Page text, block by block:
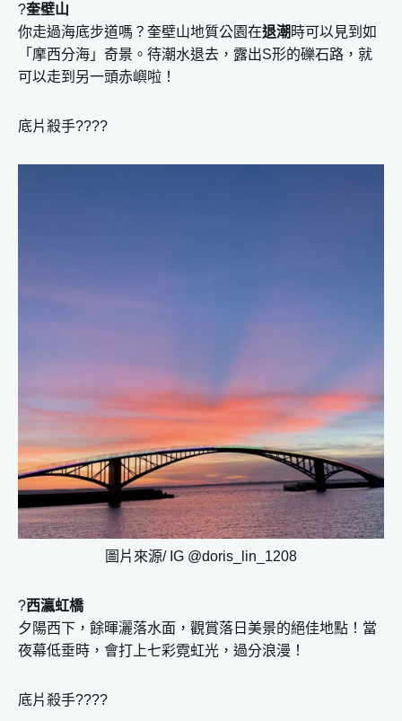
?奎壁山
你走過海底步道嗎？奎壁山地質公園在退潮 時可以見到如
「摩西分海」奇景。待潮水退去，露出S形的礫石路，就
可以走到另一頭赤嶼啦！
底片殺手????
圖片來源/ IG @doris_lin_1208
?西瀛虹橋
夕陽西下，餘暉灑落水面，觀賞落日美景的絕佳地點！當
夜幕低垂時，會打上七彩霓虹光，過分浪漫！
底片殺手????